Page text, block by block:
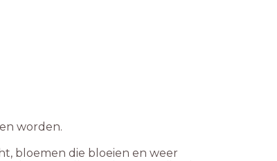
worden.
bloemen die bloeien en weer